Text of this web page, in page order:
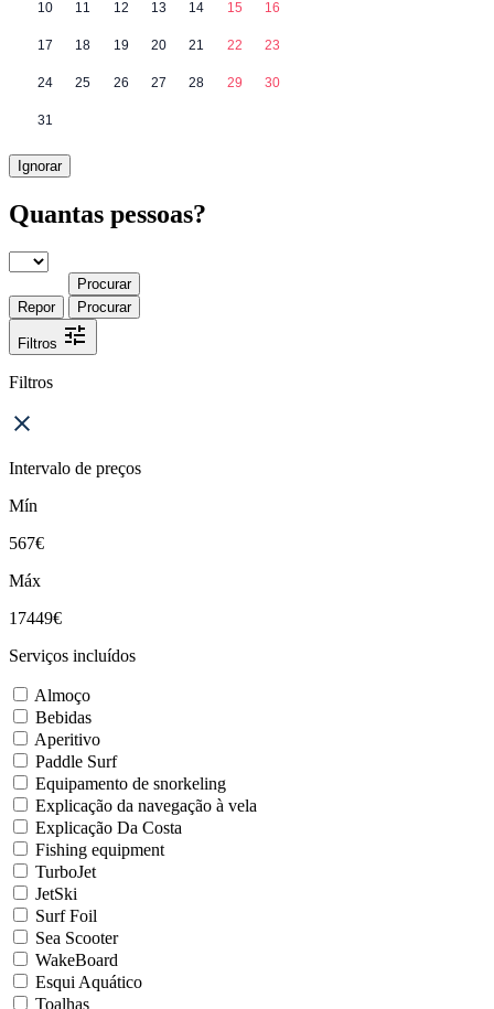
10 11 12 13 14 15 16
17 18 19 20 21 22 23
24 25 26 27 28 29 30
31
Ignorar
Quantas pessoas?
Procurar
Repor
Procurar
Filtros
Filtros
Intervalo de preços
Mín
567€
Máx
17449€
Serviços incluídos
Almoço
Bebidas
Aperitivo
Paddle Surf
Equipamento de snorkeling
Explicação da navegação à vela
Explicação Da Costa
Fishing equipment
TurboJet
JetSki
Surf Foil
Sea Scooter
WakeBoard
Esqui Aquático
Toalhas